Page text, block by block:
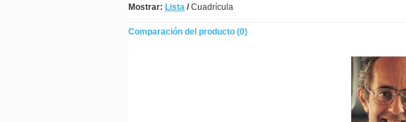
Mostrar: Lista /Cuadrícula
Comparación del producto (0)